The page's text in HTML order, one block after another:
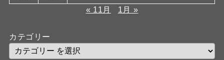
« 11月
1月 »
カテゴリー